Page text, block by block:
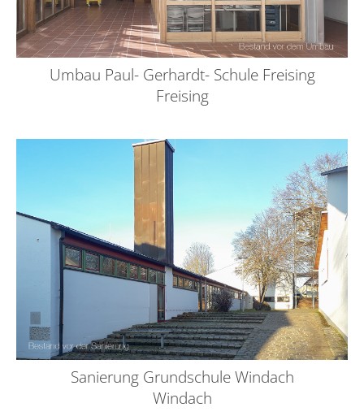
Umbau Paul- Gerhardt- Schule Freising
Freising
Sanierung Grundschule Windach
Windach